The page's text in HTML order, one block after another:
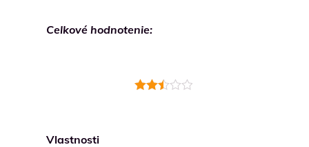
Celkové hodnotenie:
Vlastnosti